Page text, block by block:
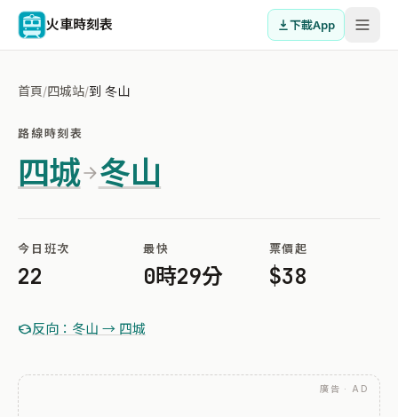
火車時刻表 下載App
首頁/四城站/到 冬山
路線時刻表
四城 冬山
今日班次
22
最快
0時29分
票價起
$38
反向：冬山 → 四城
廣告 · AD